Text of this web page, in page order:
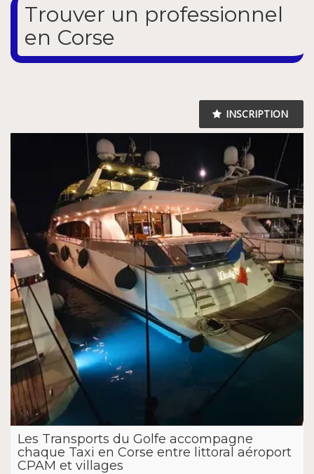
Trouver un professionnel
en Corse
INSCRIPTION
Les Transports du Golfe accompagne
chaque Taxi en Corse entre littoral aéroport
CPAM et villages